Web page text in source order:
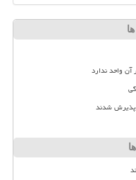
واحد ندارد